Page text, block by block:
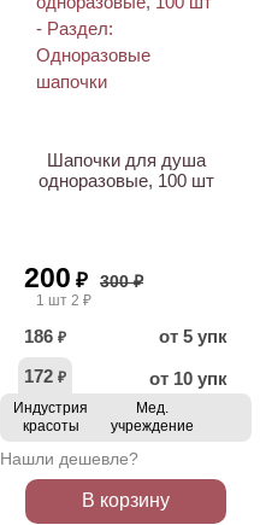
Шапочки для душа
одноразовые, 100 шт
200 ₽ 300 ₽
1 шт 2 ₽
186 ₽
от 5 упк
172 ₽ от 10 упк
Индустрия
красоты
Мед.
учреждение
Нашли дешевле?
В корзину